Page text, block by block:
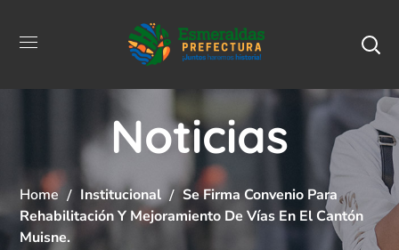
Noticias
Home Institucional
Se Firma Convenio Para
Rehabilitación Y Mejoramiento De Vías En El Cantón
Muisne.